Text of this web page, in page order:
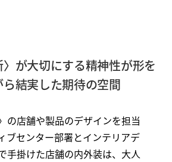
〉が大切にする精神性が形を
結実した期待の空間
の店舗や製品のデザインを担当
ブセンター部署とインテリアデ
手掛けた店舗の内外装は、大人